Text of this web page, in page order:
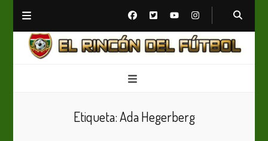
Etiqueta:Ada Hegerberg